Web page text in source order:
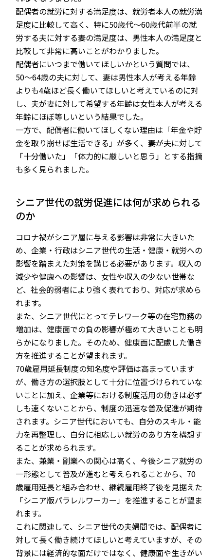
配偶者の就労に対する満足度は、就労者本人の就労満
足度に比較して高く、特に50歳代～60歳代前半の就
労する夫に対する妻の満足度は、男性本人の満足度と
比較して非常に高いことがわかりました。
配偶者にいつまで働いてほしいかという質問では、
50～64歳の夫に対して、妻は男性本人が考える年齢
よりも4歳ほど長く働いてほしいと考えているのに対
し、夫が妻に対して希望する年齢は女性本人が考える
年齢にほぼ等しいという結果でした。
一方で、配偶者に働いてほしくない理由は「年金や貯
金を取り崩せば生活できる」が多く、妻が夫に対して
「十分働いた」「体力的に厳しいと思う」とする指摘
も多く見られました。
シニア世代の就労促進には何が求められる
のか
コロナ禍がシニア層に与える影響は非常に大きいた
め、企業・行政はシニア世代の生活・健康・就労への
影響を踏まえた対策を講じる必要があります。収入の
減少や健康への影響は、女性や収入の少ない世帯な
ど、社会的弱者により強く表れており、対応が求めら
れます。
また、シニア世代にとってテレワーク等の在宅勤務の
増加は、健康面での負の影響が極めて大きいことも明
らかになりました。そのため、健康面に配慮した働き
方を推進することが望まれます。
70歳雇用延長制度の知名度や評価は高まっています
が、働き方の選択肢として十分に位置づけられていな
いことに加え、企業等における制度活用の動きは必ず
しも速くないことから、制度の迅速な普及促進が期待
されます。シニア世代においても、自分のスキル・能
力を再整理し、自分に相応しい就労のあり方を構想す
ることが求められます。
また、兼業・副業への関心は高く、今後シニア就労の
一形態として普及が進むと考えられることから、70
歳雇用延長と組み合わせ、継続雇用終了後を見据えた
「シニア版パラレルワーカー」を推進することが望ま
れます。
これに関連して、シニア世代の夫婦間では、配偶者に
対して長く働き続けてほしいと考えていますが、その
背景には経済的な面だけではなく、健康面や生きがい